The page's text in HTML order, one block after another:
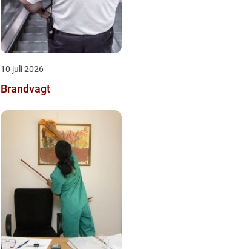
10 juli 2026
Brandvagt